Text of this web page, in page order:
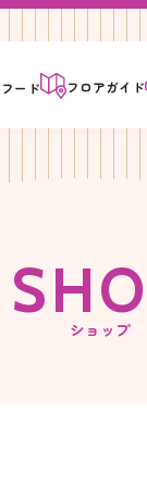
フード フロアガイド
SHO
ショップ